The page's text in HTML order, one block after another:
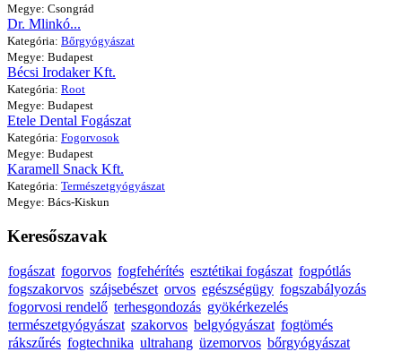
Megye: Csongrád
Dr. Mlinkó...
Kategória: Bőrgyógyászat
Megye: Budapest
Bécsi Irodaker Kft.
Kategória: Root
Megye: Budapest
Etele Dental Fogászat
Kategória: Fogorvosok
Megye: Budapest
Karamell Snack Kft.
Kategória: Természetgyógyászat
Megye: Bács-Kiskun
Keresőszavak
fogászat fogorvos fogfehérítés esztétikai fogászat fogpótlás
fogszakorvos szájsebészet orvos egészségügy fogszabályozás
fogorvosi rendelő terhesgondozás gyökérkezelés
természetgyógyászat szakorvos belgyógyászat fogtömés
rákszűrés fogtechnika ultrahang üzemorvos bőrgyógyászat